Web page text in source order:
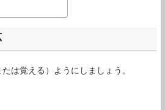
は覚える）ようにしましょう。